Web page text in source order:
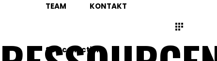
SDGcollections
TEAM KONTAKT